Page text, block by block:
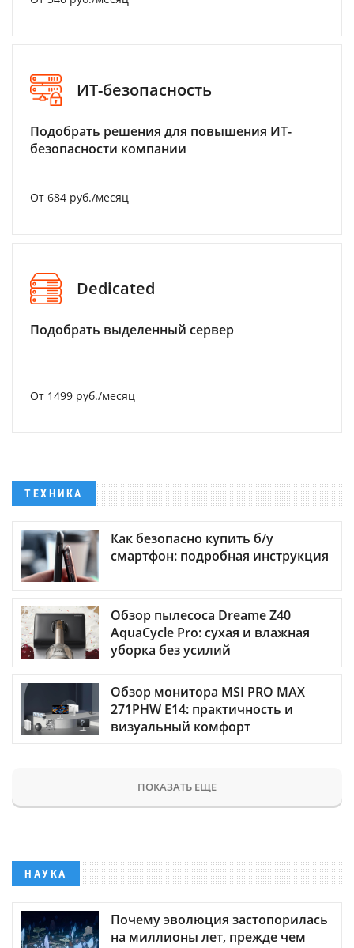
ИТ-безопасность
Подобрать решения для повышения ИТ-
безопасности компании
От 684 руб./месяц
Dedicated
Подобрать выделенный сервер
От 1499 руб./месяц
ТЕХНИКА
Как безопасно купить б/у
смартфон: подробная инструкция
Обзор пылесоса Dreame Z40
AquaCycle Pro: сухая и влажная
уборка без усилий
Обзор монитора MSI PRO MAX
271PHW E14: практичность и
визуальный комфорт
ПОКАЗАТЬ ЕЩЕ
НАУКА
Почему эволюция застопорилась
на миллионы лет, прежде чем